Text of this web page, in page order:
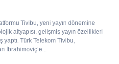
Tivibu, yeni yayın dönemine
altyapısı, gelişmiş yayın özellikleri
yaptı. Türk Telekom Tivibu,
İbrahimoviç’e...